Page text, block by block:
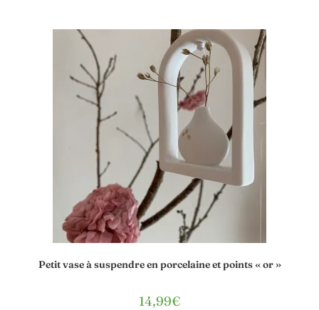
Petit vase à suspendre en porcelaine et points « or »
14,99€